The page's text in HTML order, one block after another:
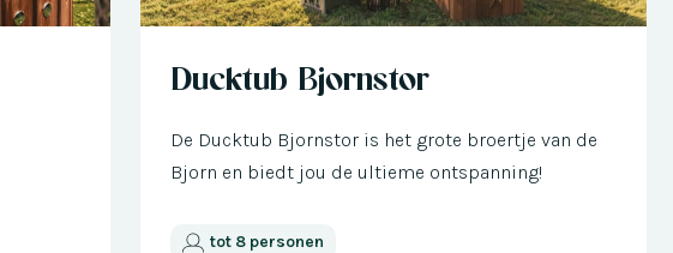
Ducktub Bjornstor
De Ducktub Bjornstor is het grote broertje van de
Bjorn en biedt jou de ultieme ontspanning!
tot 8 personen